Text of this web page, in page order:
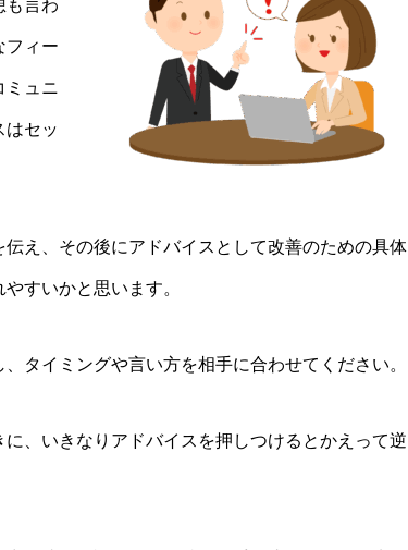
も言わ
フィー
ミュニ
はセッ
え、その後にアドバイスとして改善のための具体
すいかと思います。
タイミングや言い方を相手に合わせてください。
、いきなりアドバイスを押しつけるとかえって逆